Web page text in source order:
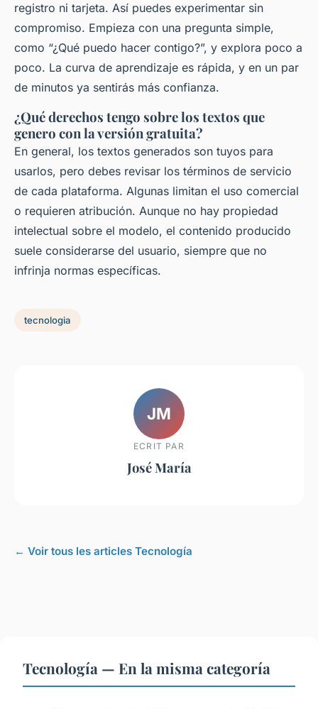
registro ni tarjeta. Así puedes experimentar sin
compromiso. Empieza con una pregunta simple,
como “¿Qué puedo hacer contigo?”, y explora poco a
poco. La curva de aprendizaje es rápida, y en un par
de minutos ya sentirás más confianza.
¿Qué derechos tengo sobre los textos que
genero con la versión gratuita?
En general, los textos generados son tuyos para
usarlos, pero debes revisar los términos de servicio
de cada plataforma. Algunas limitan el uso comercial
o requieren atribución. Aunque no hay propiedad
intelectual sobre el modelo, el contenido producido
suele considerarse del usuario, siempre que no
infrinja normas específicas.
tecnologia
JM
ECRIT PAR
José María
← Voir tous les articles Tecnología
Tecnología — En la misma categoría